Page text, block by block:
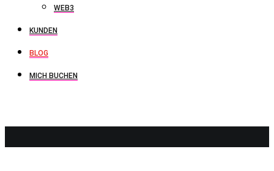
WEB3
KUNDEN
BLOG
MICH BUCHEN
COVID 19